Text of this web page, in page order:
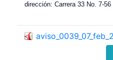
dirección: Carrera 33 No. 7-